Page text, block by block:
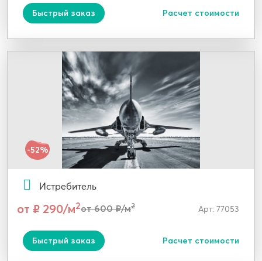
Быстрый заказ Расчет стоимости
-52%
Истребитель
от ₽ 290/м2от 600 ₽/м2 Арт: 77053
Быстрый заказ Расчет стоимости